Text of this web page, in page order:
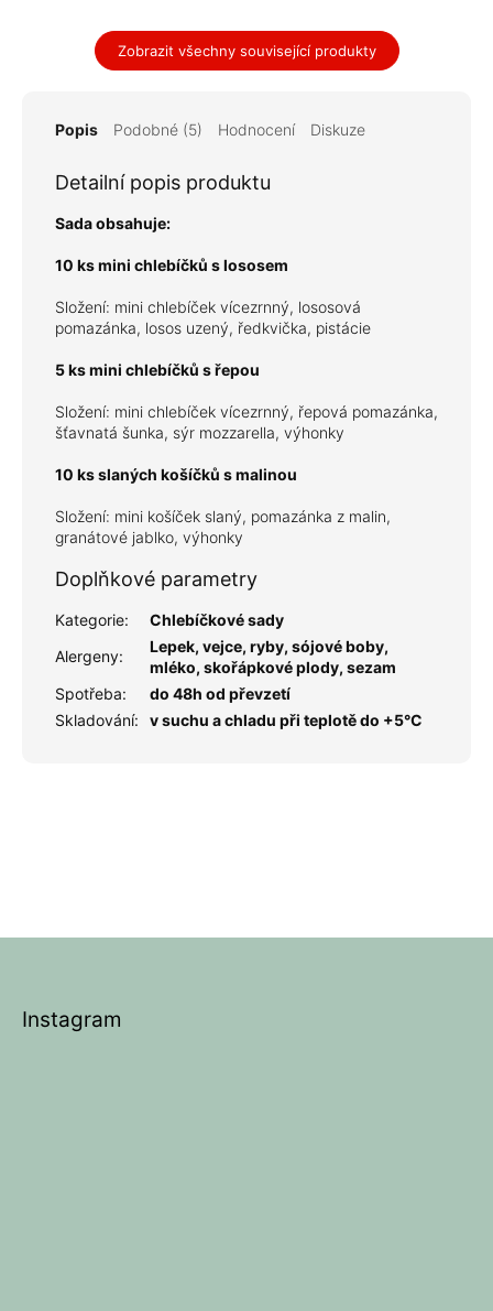
Zobrazit všechny související produkty
Popis Podobné (5) Hodnocení Diskuze
Detailní popis produktu
Sada obsahuje:
10 ks mini chlebíčků s lososem
Složení: mini chlebíček vícezrnný, lososová
pomazánka, losos uzený, ředkvička, pistácie
5 ks mini chlebíčků s řepou
Složení: mini chlebíček vícezrnný, řepová pomazánka,
šťavnatá šunka, sýr mozzarella, výhonky
10 ks slaných košíčků s malinou
Složení: mini košíček slaný, pomazánka z malin,
granátové jablko, výhonky
Doplňkové parametry
Kategorie:
Chlebíčkové sady
Alergeny:
Lepek, vejce, ryby, sójové boby,
mléko, skořápkové plody, sezam
Spotřeba:
do 48h od převzetí
Skladování: v suchu a chladu při teplotě do +5°C
Instagram